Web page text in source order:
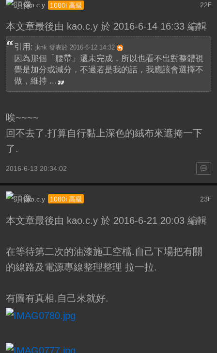
22 F
kao.c.y 1080i 高級
本文章最後由 kao.c.y 於 2016-6-14 16:33 編輯
引用: jknk 發表於 2016-6-12 14:32
因為那個「腰帶」還未完成，所以也看不出對整體視
覺是加分或減分，不過若是我的話，我應該會選擇不
做，維持 ...
唉~~~~
回不去了.打算自行黏上深色的絨布來遮掩一下
了.
2016-6-13 20:34:02
23 F
kao.c.y 1080i 高級
本文章最後由 kao.c.y 於 2016-6-21 20:03 編輯
在等待第二次的油漆施工空檔.自己下場把有關
的線路及電源專線整理整理 拉一拉.
有圖有真相.自己來就好.